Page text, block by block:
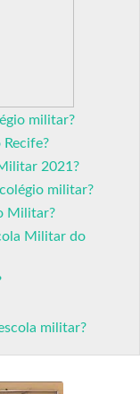
militar?
2021?
militar?
Militar?
Militar do
militar?